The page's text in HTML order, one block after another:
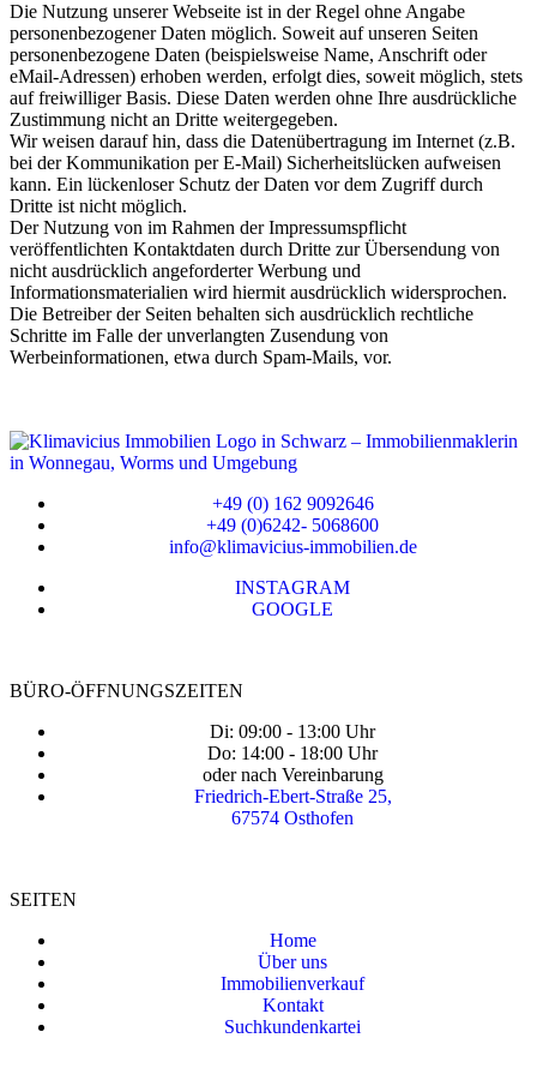
Die Nutzung unserer Webseite ist in der Regel ohne Angabe
personenbezogener Daten möglich. Soweit auf unseren Seiten
personenbezogene Daten (beispielsweise Name, Anschrift oder
eMail-Adressen) erhoben werden, erfolgt dies, soweit möglich, stets
auf freiwilliger Basis. Diese Daten werden ohne Ihre ausdrückliche
Zustimmung nicht an Dritte weitergegeben.
Wir weisen darauf hin, dass die Datenübertragung im Internet (z.B.
bei der Kommunikation per E-Mail) Sicherheitslücken aufweisen
kann. Ein lückenloser Schutz der Daten vor dem Zugriff durch
Dritte ist nicht möglich.
Der Nutzung von im Rahmen der Impressumspflicht
veröffentlichten Kontaktdaten durch Dritte zur Übersendung von
nicht ausdrücklich angeforderter Werbung und
Informationsmaterialien wird hiermit ausdrücklich widersprochen.
Die Betreiber der Seiten behalten sich ausdrücklich rechtliche
Schritte im Falle der unverlangten Zusendung von
Werbeinformationen, etwa durch Spam-Mails, vor.
+49 (0) 162 9092646
+49 (0)6242- 5068600
info@klimavicius-immobilien.de
INSTAGRAM
GOOGLE
BÜRO-ÖFFNUNGSZEITEN
Di: 09:00 - 13:00 Uhr
Do: 14:00 - 18:00 Uhr
oder nach Vereinbarung
Friedrich-Ebert-Straße 25,
67574 Osthofen
SEITEN
Home
Über uns
Immobilienverkauf
Kontakt
Suchkundenkartei